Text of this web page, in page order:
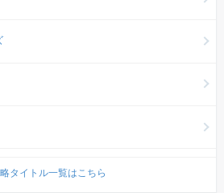
タイトル一覧はこちら